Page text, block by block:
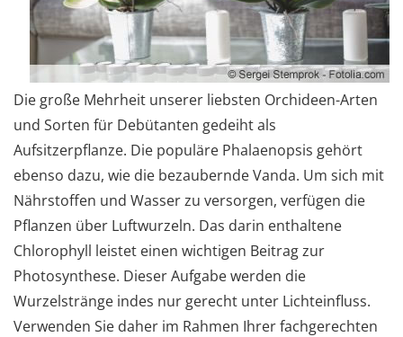
Die große Mehrheit unserer liebsten Orchideen-Arten
und Sorten für Debütanten gedeiht als
Aufsitzerpflanze. Die populäre Phalaenopsis gehört
ebenso dazu, wie die bezaubernde Vanda. Um sich mit
Nährstoffen und Wasser zu versorgen, verfügen die
Pflanzen über Luftwurzeln. Das darin enthaltene
Chlorophyll leistet einen wichtigen Beitrag zur
Photosynthese. Dieser Aufgabe werden die
Wurzelstränge indes nur gerecht unter Lichteinfluss.
Verwenden Sie daher im Rahmen Ihrer fachgerechten